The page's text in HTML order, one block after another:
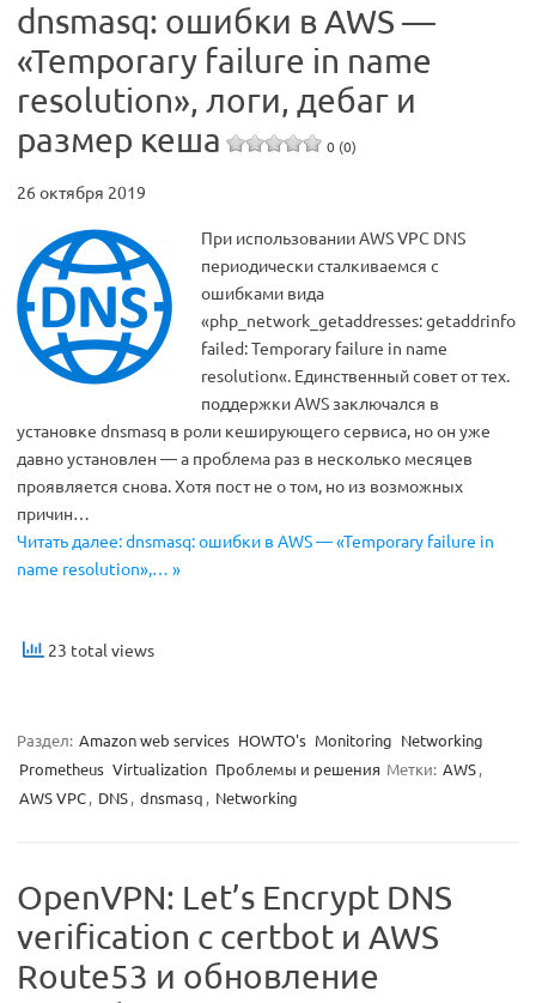
dnsmasq: ошибки в AWS —
«Temporary failure in name
resolution», логи, дебаг и
размер кеша
0 (0)
26 октября 2019
При использовании AWS VPC DNS
периодически сталкиваемся с
ошибками вида
«php_network_getaddresses: getaddrinfo
failed: Temporary failure in name
resolution«. Единственный совет от тех.
поддержки AWS заключался в
установке dnsmasq в роли кеширующего сервиса, но он уже
давно установлен — а проблема раз в несколько месяцев
проявляется снова. Хотя пост не о том, но из возможных
причин…
Читать далее: dnsmasq: ошибки в AWS — «Temporary failure in
name resolution»,… »
23 total views
Раздел: Amazon web services HOWTO's Monitoring Networking
Prometheus Virtualization Проблемы и решения Метки: AWS,
AWS VPC, DNS, dnsmasq , Networking
OpenVPN: Let’s Encrypt DNS
verification с certbot и AWS
Route53 и обновление